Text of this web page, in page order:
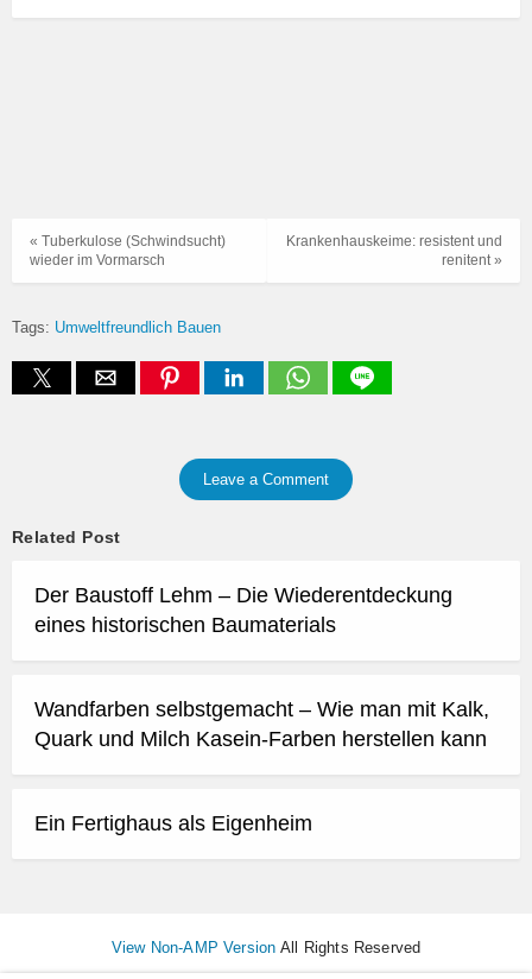
Krankenhauskeime: resistent und
renitent »
« Tuberkulose (Schwindsucht)
wieder im Vormarsch
Tags: Umweltfreundlich Bauen
Leave a Comment
Related Post
Der Baustoff Lehm – Die Wiederentdeckung
eines historischen Baumaterials
Wandfarben selbstgemacht – Wie man mit Kalk,
Quark und Milch Kasein-Farben herstellen kann
Ein Fertighaus als Eigenheim
View Non-AMP Version All Rights Reserved